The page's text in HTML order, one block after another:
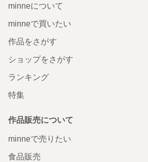
minneについて
minneで買いたい
作品をさがす
ショップをさがす
ランキング
特集
作品販売について
minneで売りたい
食品販売